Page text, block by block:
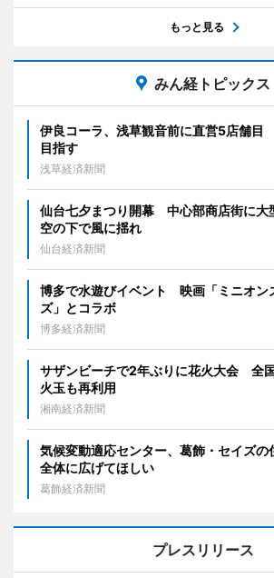
もっと見る
みん経トピックス
伊良コーラ、浅草観音前に直営5店舗目
目指す
浅草経済新聞
仙台七夕まつり開幕 中心部商店街に
空の下で風に揺れ
仙台経済新聞
博多で水遊びイベント 映画「ミニオン
ズ」とコラボ
博多経済新聞
サザンビーチで2年ぶりに花火大会 全
火玉も再利用
湘南経済新聞
気候変動適応センター、葛飾・セイズ
全体に広げてほしい
葛飾経済新聞
プレスリリース